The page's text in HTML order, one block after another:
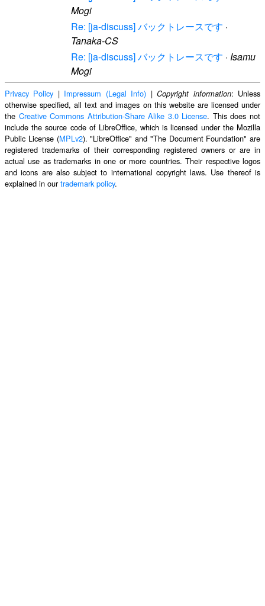
Mogi
Re: [ja-discuss] バックトレースです ·
Tanaka-CS
Re: [ja-discuss] バックトレースです · Isamu
Mogi
Privacy Policy | Impressum (Legal Info) |Copyright information: Unless
otherwise specified, all text and images on this website are licensed under
the Creative Commons Attribution-Share Alike 3.0 License. This does not
include the source code of LibreOffice, which is licensed under the Mozilla
Public License (MPLv2). "LibreOffice" and "The Document Foundation" are
registered trademarks of their corresponding registered owners or are in
actual use as trademarks in one or more countries. Their respective logos
and icons are also subject to international copyright laws. Use thereof is
explained in ourtrademark policy.